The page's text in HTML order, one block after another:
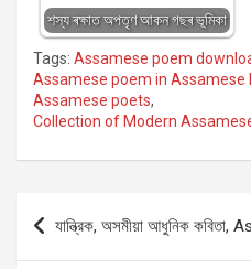
শস্য ৰক্ষাত অপতৃণ আকন গছৰ ভূমিকা
Tags: Assamese poem
Assamese poem in Assamese
Assamese poets,
Collection of Modern
Post
navigation
যান্ত্রিক, অসমীয়া আধুনিক